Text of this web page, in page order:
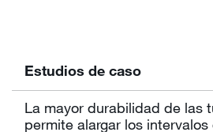
Estudios de caso
La mayor durabilidad de las
permite alargar los intervalos